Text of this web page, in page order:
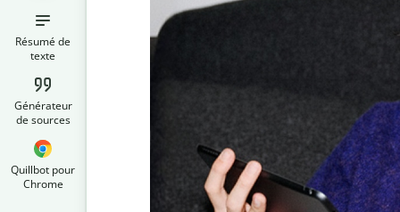
Résumé de
texte
Générateur
de sources
Quillbot pour
Chrome